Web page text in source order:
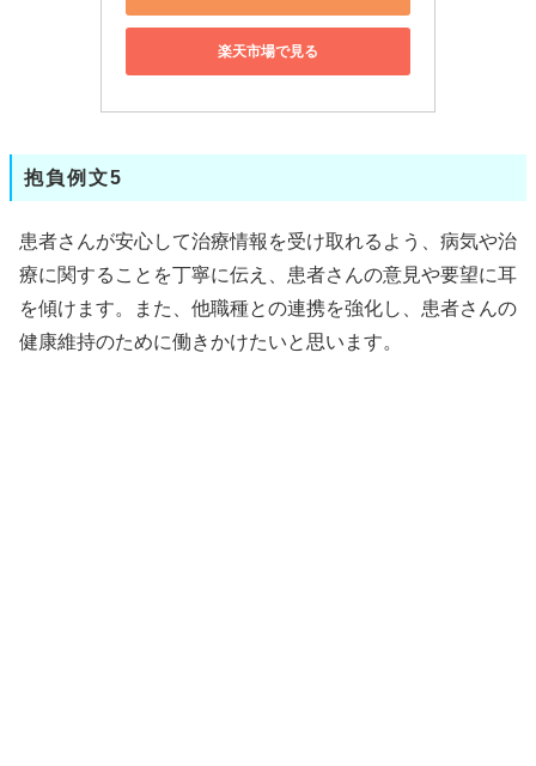
楽天市場で見る
抱負例文5
患者さんが安心して治療情報を受け取れるよう、病気や治
療に関することを丁寧に伝え、患者さんの意見や要望に耳
を傾けます。また、他職種との連携を強化し、患者さんの
健康維持のために働きかけたいと思います。